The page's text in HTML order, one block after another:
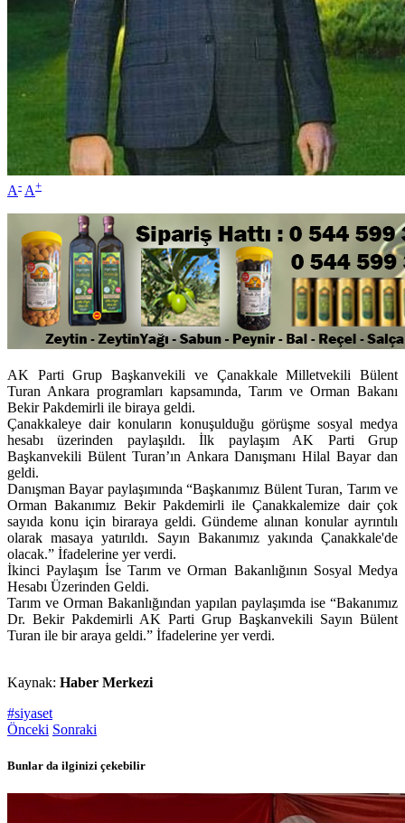
A- A+
AK Parti Grup Başkanvekili ve Çanakkale Milletvekili Bülent
Turan Ankara programları kapsamında, Tarım ve Orman Bakanı
Bekir Pakdemirli ile biraya geldi.
Çanakkaleye dair konuların konuşulduğu görüşme sosyal medya
hesabı üzerinden paylaşıldı. İlk paylaşım AK Parti Grup
Başkanvekili Bülent Turan’ın Ankara Danışmanı Hilal Bayar dan
geldi.
Danışman Bayar paylaşımında “Başkanımız Bülent Turan, Tarım ve
Orman Bakanımız Bekir Pakdemirli ile Çanakkalemize dair çok
sayıda konu için biraraya geldi. Gündeme alınan konular ayrıntılı
olarak masaya yatırıldı. Sayın Bakanımız yakında Çanakkale'de
olacak.” İfadelerine yer verdi.
İkinci Paylaşım İse Tarım ve Orman Bakanlığının Sosyal Medya
Hesabı Üzerinden Geldi.
Tarım ve Orman Bakanlığından yapılan paylaşımda ise “Bakanımız
Dr. Bekir Pakdemirli AK Parti Grup Başkanvekili Sayın Bülent
Turan ile bir araya geldi.” İfadelerine yer verdi.
Kaynak: Haber Merkezi
#siyaset
Önceki Sonraki
Bunlar da ilginizi çekebilir